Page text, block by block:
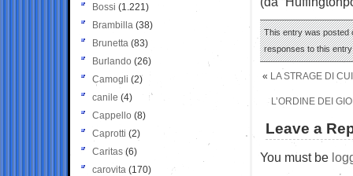
This entry was posted
responses to this
« LA STRAGE DI
L’ORDINE DEI
Leave a
You must be
Bossi (1.221)
Brambilla (38)
Brunetta (83)
Burlando (26)
Camogli (2)
canile (4)
Cappello (8)
Caprotti (2)
Caritas (6)
carovita (170)